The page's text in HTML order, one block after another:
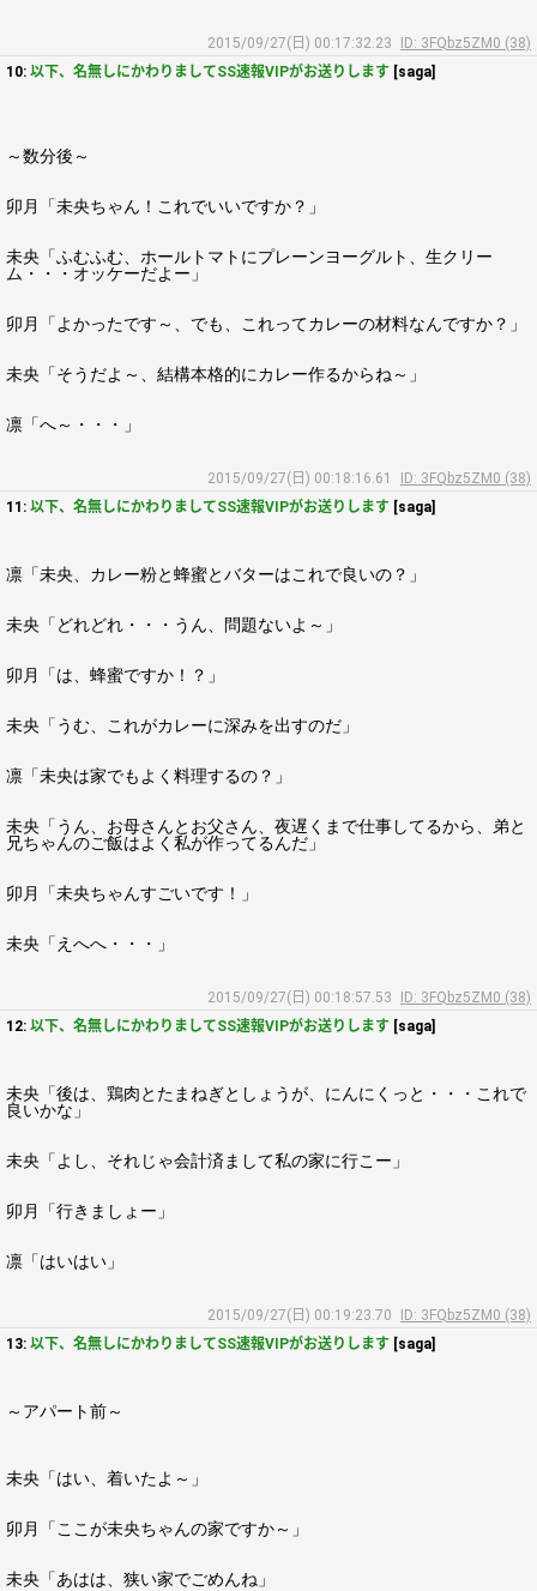
2015/09/27(日) 00:17:32.23
ID: 3FQbz5ZM0 (38)
10: 以下、名無しにかわりましてSS速報VIPがお送りします [saga]
～数分後～
卯月「未央ちゃん！これでいいですか？」
未央「ふむふむ、ホールトマトにプレーンヨーグルト、生クリー
ム・・・オッケーだよー」
卯月「よかったです～、でも、これってカレーの材料なんですか？」
未央「そうだよ～、結構本格的にカレー作るからね～」
凛「へ～・・・」
2015/09/27(日) 00:18:16.61
ID: 3FQbz5ZM0 (38)
11: 以下、名無しにかわりましてSS速報VIPがお送りします [saga]
凛「未央、カレー粉と蜂蜜とバターはこれで良いの？」
未央「どれどれ・・・うん、問題ないよ～」
卯月「は、蜂蜜ですか！？」
未央「うむ、これがカレーに深みを出すのだ」
凛「未央は家でもよく料理するの？」
未央「うん、お母さんとお父さん、夜遅くまで仕事してるから、弟と
兄ちゃんのご飯はよく私が作ってるんだ」
卯月「未央ちゃんすごいです！」
未央「えへへ・・・」
2015/09/27(日) 00:18:57.53
ID: 3FQbz5ZM0 (38)
12: 以下、名無しにかわりましてSS速報VIPがお送りします [saga]
未央「後は、鶏肉とたまねぎとしょうが、にんにくっと・・・これで
良いかな」
未央「よし、それじゃ会計済まして私の家に行こー」
卯月「行きましょー」
凛「はいはい」
2015/09/27(日) 00:19:23.70
ID: 3FQbz5ZM0 (38)
13: 以下、名無しにかわりましてSS速報VIPがお送りします [saga]
～アパート前～
未央「はい、着いたよ～」
卯月「ここが未央ちゃんの家ですか～」
未央「あはは、狭い家でごめんね」